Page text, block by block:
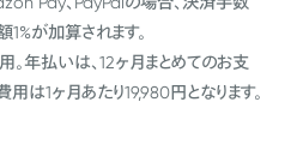
が加算されます。
。年払いは、12ヶ月まとめてのお支
用は1ヶ月あたり19,980円となります。